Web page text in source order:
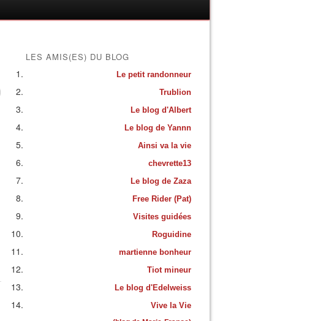
LES AMIS(ES) DU BLOG
Le petit randonneur
Trublion
Le blog d'Albert
Le blog de Yannn
Ainsi va la vie
chevrette13
Le blog de Zaza
Free Rider (Pat)
Visites guidées
Roguidine
martienne bonheur
Tiot mineur
Le blog d'Edelweiss
Vive la Vie